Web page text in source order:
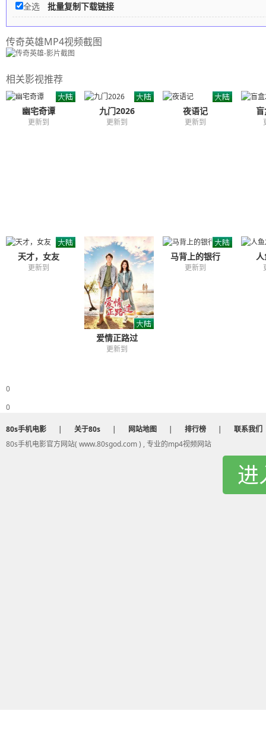
全选
批量复制下载链接
传奇英雄MP4视频截图
相关影视推荐
幽宅奇谭
更新到
九门2026
更新到
夜语记
更新到
天才，女友
更新到
爱情正路过
更新到
马背上的银行
更新到
0
0
80s手机电影 | 关于80s | 网站地图 | 排行榜 |
联系我们
80s手机电影官方网站( www.80sgod.com ) , 专业的mp4视频网站
进